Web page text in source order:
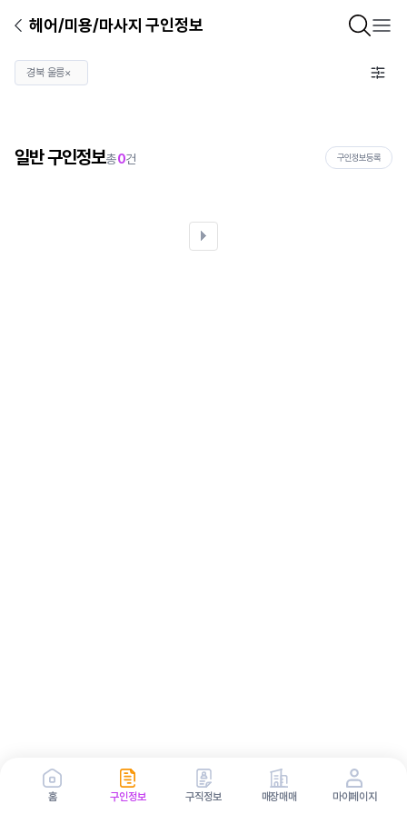
헤어/미용/마사지 구인정보
경북 울릉×
일반 구인정보총0건 구인정보등록
홈 구인정보 구직정보 매장매매 마이페이지